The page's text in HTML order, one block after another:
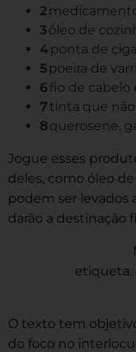
óleo de
ponta de
poeira de
fio de cabelo
tinta que não
querosene,
Jogue esses
deles, como óleo
podem ser levados
darão a destinação
etiqueta.
O texto tem
do foco no